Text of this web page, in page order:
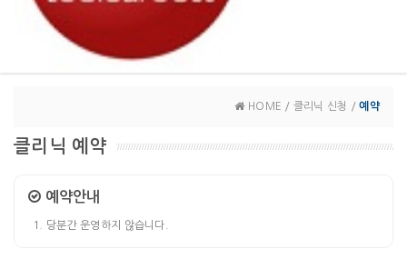
HOME / 클리닉 신청 /예약
클리닉 예약
예약안내
당분간 운영하지 않습니다.